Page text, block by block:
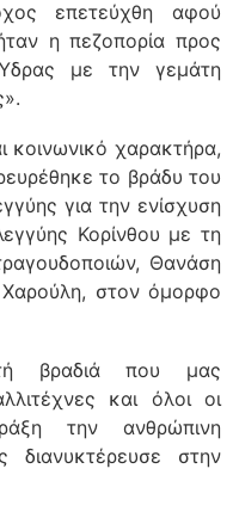
επετεύχθη αφού
η πεζοπορία προς
με την γεμάτη
κοινωνικό χαρακτήρα,
το βράδυ του
για την ενίσχυση
Κορίνθου με τη
Θανάση
Χαρούλη, στον όμορφο
βραδιά που μας
και όλοι οι
την ανθρώπινη
στην